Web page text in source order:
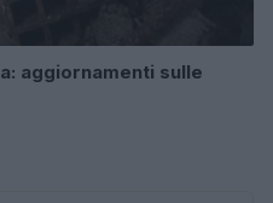
aggiornamenti sulle